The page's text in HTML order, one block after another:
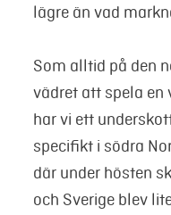
lägre än vad
Som alltid på den
vädret att spela en
har vi ett
specifikt i södra
där under hösten
och Sverige blev